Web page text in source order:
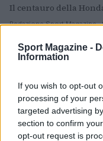
Sport Magazine -
Information
If you wish to opt-out
processing of your
targeted advertising
section to confirm
opt-out request is
Il centauro della
Redazione Sport Magazine
MOTORI